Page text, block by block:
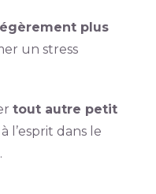
plus
un stress
tout autre petit
l’esprit dans le